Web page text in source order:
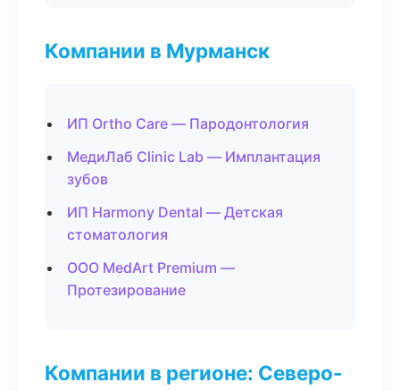
Компании в Мурманск
ИП Ortho Care — Пародонтология
МедиЛаб Clinic Lab — Имплантация
зубов
ИП Harmony Dental — Детская
стоматология
ООО MedArt Premium —
Протезирование
Компании в регионе: Северо-